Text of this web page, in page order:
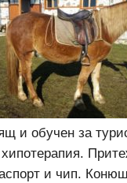
и обучен за
и чип.